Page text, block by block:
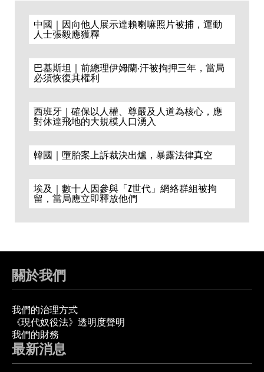
中國｜因向他人展示達賴喇嘛照片被捕，運動
人士張毅應獲釋
巴基斯坦｜前總理伊姆蘭·汗被拘押三年，當局
必須恢復其權利
西班牙｜確保以人權、尊嚴及人道為核心，應
對休達飛地的大規模人口湧入
韓國｜墮胎案上訴裁決出爐，暴露法律真空
埃及｜數十人因參與「Z世代」網絡群組被拘
留，當局應立即釋放他們
關於我們
我們的治理方式
《現代奴役法》透明度聲明
我們的財務
最新消息